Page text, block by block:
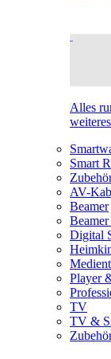
Alles
Smart
AV-
Beamer
Digital
Player
TV
TV &